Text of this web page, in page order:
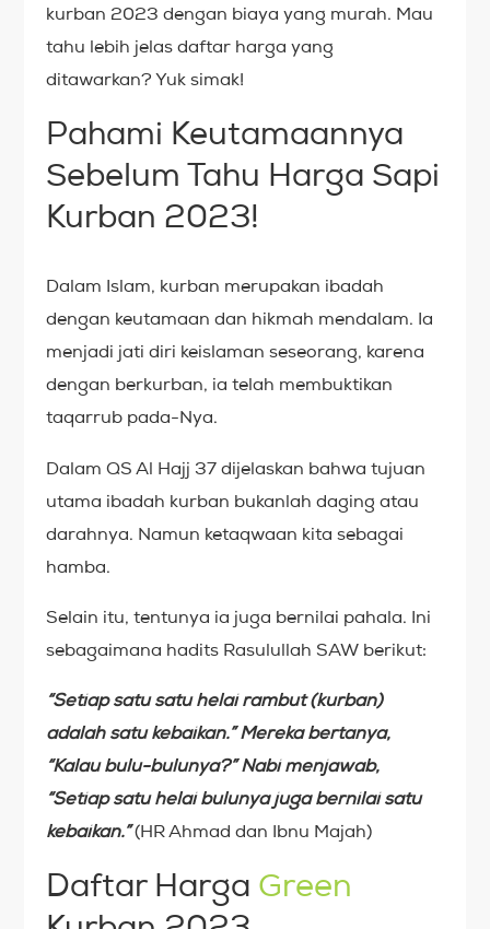
kurban 2023 dengan biaya yang murah. Mau
tahu lebih jelas daftar harga yang
ditawarkan? Yuk simak!
Pahami Keutamaannya
Sebelum Tahu Harga Sapi
Kurban 2023!
Dalam Islam, kurban merupakan ibadah
dengan keutamaan dan hikmah mendalam. Ia
menjadi jati diri keislaman seseorang, karena
dengan berkurban, ia telah membuktikan
taqarrub pada-Nya.
Dalam QS Al Hajj 37 dijelaskan bahwa tujuan
utama ibadah kurban bukanlah daging atau
darahnya. Namun ketaqwaan kita sebagai
hamba.
Selain itu, tentunya ia juga bernilai pahala. Ini
sebagaimana hadits Rasulullah SAW berikut:
“Setiap satu satu helai rambut (kurban)
adalah satu kebaikan.” Mereka bertanya,
“Kalau bulu-bulunya?” Nabi menjawab,
“Setiap satu helai bulunya juga bernilai satu
kebaikan.”(HR Ahmad dan Ibnu Majah)
Daftar Harga Green